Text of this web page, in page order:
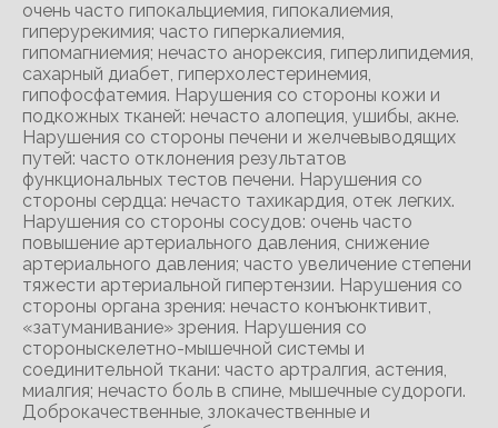
очень часто гипокальциемия, гипокалиемия,
гиперурекимия; часто гиперкалиемия,
гипомагниемия; нечасто анорексия, гиперлипидемия,
сахарный диабет, гиперхолестеринемия,
гипофосфатемия. Нарушения со стороны кожи и
подкожных тканей: нечасто алопеция, ушибы, акне.
Нарушения со стороны печени и желчевыводящих
путей: часто отклонения результатов
функциональных тестов печени. Нарушения со
стороны сердца: нечасто тахикардия, отек легких.
Нарушения со стороны сосудов: очень часто
повышение артериального давления, снижение
артериального давления; часто увеличение степени
тяжести артериальной гипертензии. Нарушения со
стороны органа зрения: нечасто конъюнктивит,
«затуманивание» зрения. Нарушения со
стороныскелетно-мышечной системы и
соединительной ткани: часто артралгия, астения,
миалгия; нечасто боль в спине, мышечные судороги.
Доброкачественные, злокачественные и